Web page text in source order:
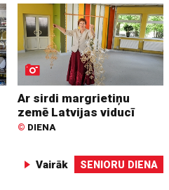
Ar sirdi margrietiņu
zemē Latvijas viducī
© DIENA
Vairāk SENIORU DIENA